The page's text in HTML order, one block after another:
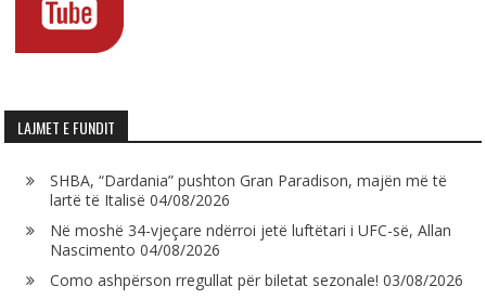
LAJMET E FUNDIT
SHBA, “Dardania” pushton Gran Paradison, majën më të
lartë të Italisë 04/08/2026
Në moshë 34-vjeçare ndërroi jetë luftëtari i UFC-së, Allan
Nascimento 04/08/2026
Como ashpërson rregullat për biletat sezonale! 03/08/2026